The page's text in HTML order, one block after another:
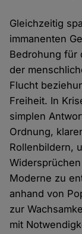
Gleichzeitig
immanenten
Bedrohung für
der
Flucht
Freiheit. In
simplen
Ordnung,
Rollenbildern,
Moderne zu
anhand von
zur
mit